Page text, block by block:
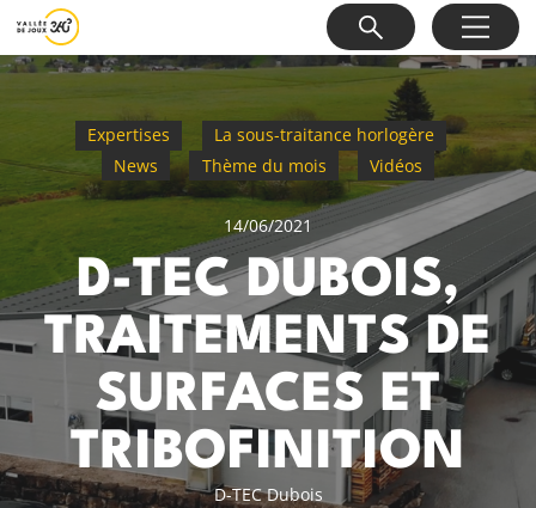
Expertises
La sous-traitance horlogère
News
Thème du mois Vidéos
14/06/2021
D-TEC DUBOIS,
TRAITEMENTS DE
SURFACES ET
TRIBOFINITION
D-TEC Dubois